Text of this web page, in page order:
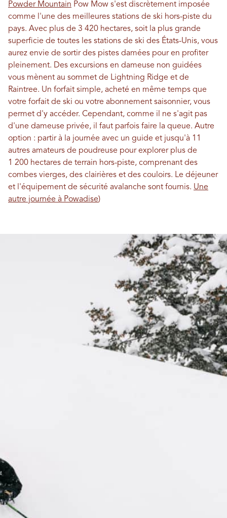
Powder Mountain Pow Mow s'est discrètement imposée
comme l'une des meilleures stations de ski hors-piste du
pays. Avec plus de 3 420 hectares, soit la plus grande
superficie de toutes les stations de ski des États-Unis, vous
aurez envie de sortir des pistes damées pour en profiter
pleinement. Des excursions en dameuse non guidées
vous mènent au sommet de Lightning Ridge et de
Raintree. Un forfait simple, acheté en même temps que
votre forfait de ski ou votre abonnement saisonnier, vous
permet d'y accéder. Cependant, comme il ne s'agit pas
d'une dameuse privée, il faut parfois faire la queue. Autre
option : partir à la journée avec un guide et jusqu'à 11
autres amateurs de poudreuse pour explorer plus de
1 200 hectares de terrain hors-piste, comprenant des
combes vierges, des clairières et des couloirs. Le déjeuner
et l'équipement de sécurité avalanche sont fournis. Une
autre journée à Powadise)